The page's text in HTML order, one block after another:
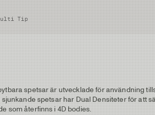
Tip
spetsar är utvecklade för användning
sjunkande spetsar har Dual Densiteter för att
som återfinns i 4D bodies.